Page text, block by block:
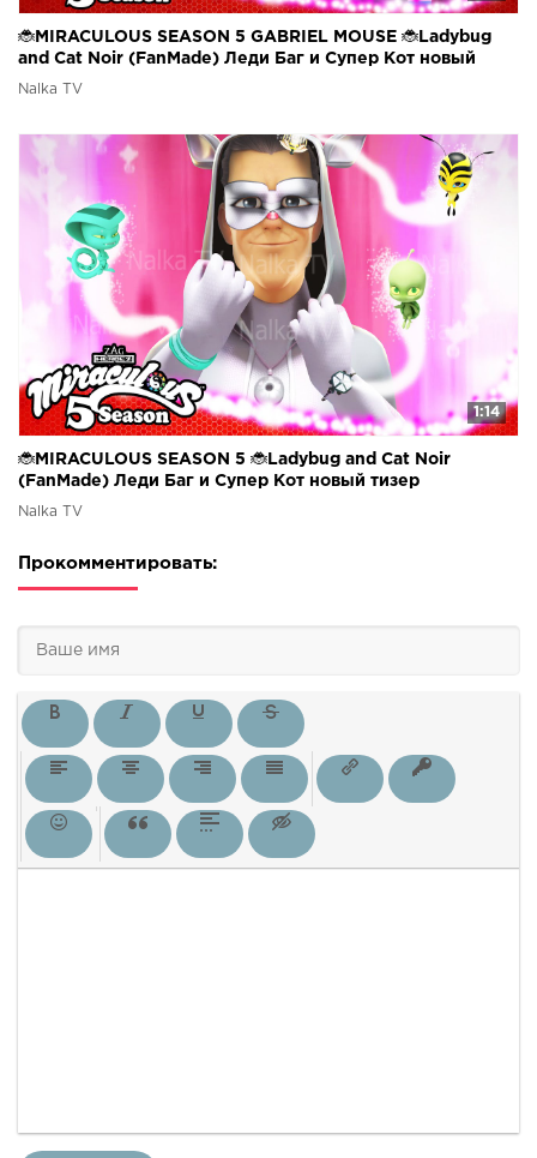
🐞MIRACULOUS SEASON 5 GABRIEL MOUSE 🐞Ladybug
and Cat Noir (FanMade) Леди Баг и Супер Кот новый
тизер
Nalka TV
1:14
🐞MIRACULOUS SEASON 5 🐞Ladybug and Cat Noir
(FanMade) Леди Баг и Супер Кот новый тизер
Nalka TV
Прокомментировать: